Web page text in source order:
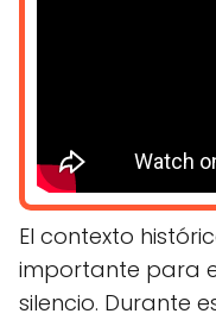
El contexto
importante para
silencio. Durante